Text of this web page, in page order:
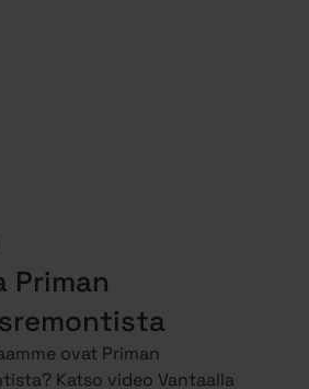
Priman
ovat Priman
Katso video Vantaalla